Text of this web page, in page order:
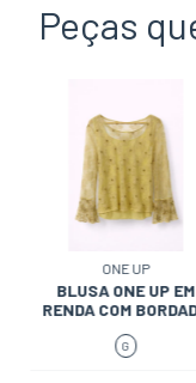
Peças
ONE UP
BLUSA ONE UP EM
RENDA COM
G